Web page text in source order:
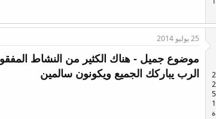
25 يوليو 2014
موضوع جميل - هناك الكثير من النشاط
الرب يباركك الجميع ويكونون سالمين